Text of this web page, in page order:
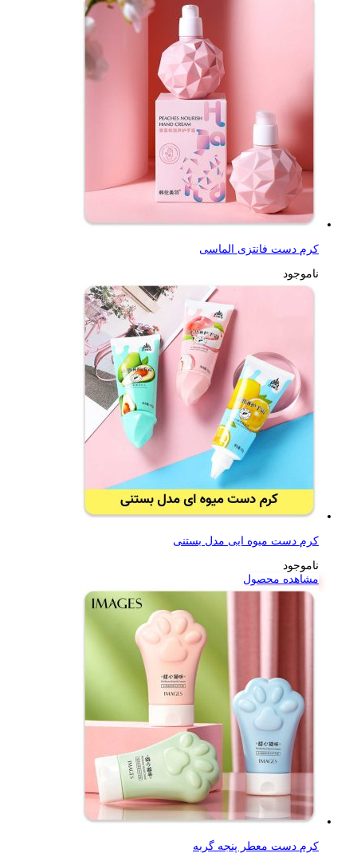
کرم دست فانتزی الماسی
ناموجود
کرم دست میوه ایی مدل بستنی
ناموجود
مشاهده محصول
کرم دست معطر پنجه گربه